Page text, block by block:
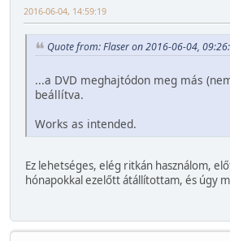
2016-06-04, 14:59:19
Quote from: Flaser on 2016-06-04,
...a DVD meghajtódon meg más
beállítva.
Works as intended.
Ez lehetséges, elég ritkán használom,
hónapokkal ezelőtt átállítottam, és úgy